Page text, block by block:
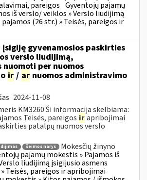
pareigos Gyventojų pajamų
iš verslo/ veiklos » Verslo liudijimą
(26 str.) » Teisės, pareigos ir
gyvenamosios paskirties
verslo liudijimą,
per nuomos
ir / ar nuomos administravimo
2024-11-08
KM3260 Ši informacija skelbiama:
Teisės, pareigos irapribojimai
patalpų nuomos verslo
šeimos narys
Mokesčių žinyno
pajamų mokestis » Pajamos iš
liudijimą įsigijusio asmens
Teisės, pareigos ir apribojimai